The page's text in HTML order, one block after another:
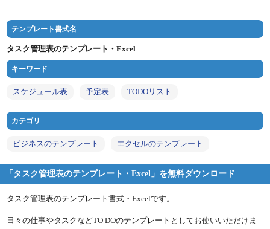
テンプレート書式名
タスク管理表のテンプレート・Excel
キーワード
スケジュール表 予定表 TODOリスト
カテゴリ
ビジネスのテンプレート エクセルのテンプレート
「タスク管理表のテンプレート・Excel」を無料ダウンロード
タスク管理表のテンプレート書式・Excelです。
日々の仕事やタスクなどTO DOのテンプレートとしてお使いいただけま